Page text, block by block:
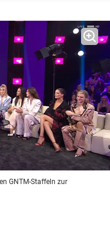
GNTM-Staffeln zur